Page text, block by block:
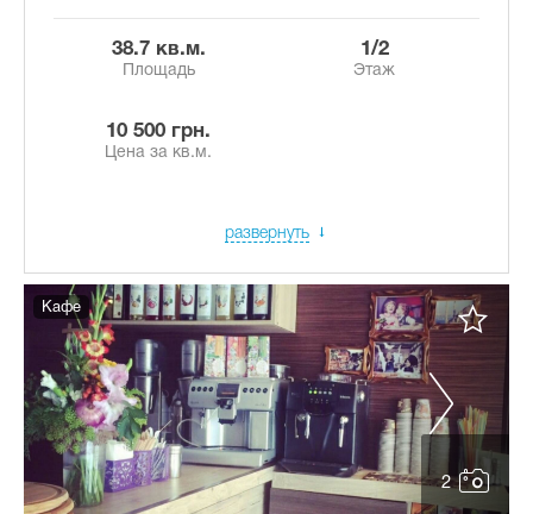
38.7 кв.м.
Площадь
1/2
Этаж
10 500 грн.
Цена за кв.м.
развернуть
2
Кафе